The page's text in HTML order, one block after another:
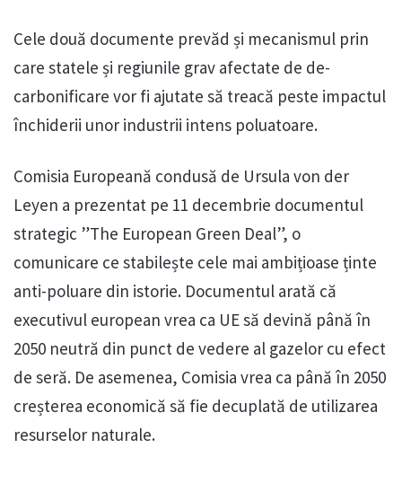
Cele două documente prevăd și mecanismul prin
care statele și regiunile grav afectate de de-
carbonificare vor fi ajutate să treacă peste impactul
închiderii unor industrii intens poluatoare.
Comisia Europeană condusă de Ursula von der
Leyen a prezentat pe 11 decembrie documentul
strategic ”The European Green Deal”, o
comunicare ce stabilește cele mai ambițioase ținte
anti-poluare din istorie. Documentul arată că
executivul european vrea ca UE să devină până în
2050 neutră din punct de vedere al gazelor cu efect
de seră. De asemenea, Comisia vrea ca până în 2050
creșterea economică să fie decuplată de utilizarea
resurselor naturale.